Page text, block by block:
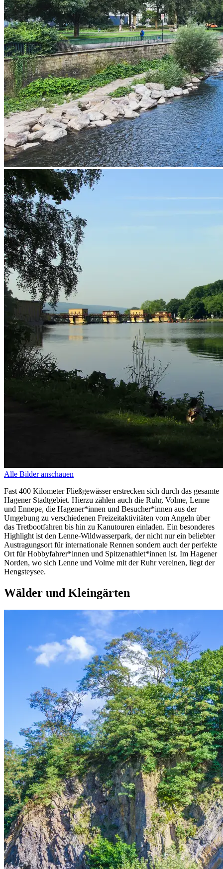
Alle Bilder anschauen
Fast 400 Kilometer Fließgewässer erstrecken sich durch das gesamte
Hagener Stadtgebiet. Hierzu zählen auch die Ruhr, Volme, Lenne
und Ennepe, die Hagener*innen und Besucher*innen aus der
Umgebung zu verschiedenen Freizeitaktivitäten vom Angeln über
das Tretbootfahren bis hin zu Kanutouren einladen. Ein besonderes
Highlight ist den Lenne-Wildwasserpark, der nicht nur ein beliebter
Austragungsort für internationale Rennen sondern auch der perfekte
Ort für Hobbyfahrer*innen und Spitzenathlet*innen ist. Im Hagener
Norden, wo sich Lenne und Volme mit der Ruhr vereinen, liegt der
Hengsteysee.
Wälder und Kleingärten